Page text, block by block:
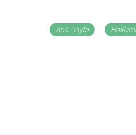
Ana_Sayfa